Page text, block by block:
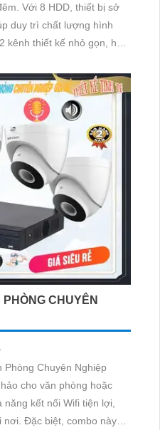
bị sở
duy trì chất lượng hình
trải nghiệm theo dõi video
CHUYÊN
Phòng Chuyên Nghiệp
cho văn phòng hoặc
này